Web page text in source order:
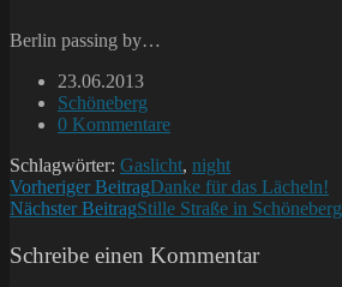
Berlin passing by…
Beitrag
veröffentlicht:
23.06.2013
Beitrags-
Kategorie:
Schöneberg
Beitrags-
0 Kommentare
Schlagwörter: Gaslicht, night
Weitere
Artikel
ansehen
Vorheriger BeitragDanke für das Lächeln!
Nächster BeitragStille Straße in Schöneberg
Schreibe einen Kommentar